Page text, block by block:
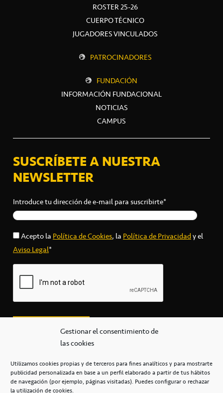
Gestionar el consentimiento de
las cookies
Utilizamos cookies propias y de terceros para fines analíticos y para mostrarte
publicidad personalizada en base a un perfil elaborado a partir de tus hábitos
de navegación (por ejemplo, páginas visitadas). Puedes configurar o rechazar
la utilización de cookies.
ROSTER 25-26
CUERPO TÉCNICO
JUGADORES VINCULADOS
PATROCINADORES
FUNDACIÓN
INFORMACIÓN FUNDACIONAL
NOTICIAS
CAMPUS
SUSCRÍBETE A NUESTRA
NEWSLETTER
Introduce tu dirección de e-mail para suscribirte*
Acepto laPolítica de Cookies, laPolítica de Privacidady el
Aviso Legal*
secretaria@cbcanarias.es
+34 922 253 684